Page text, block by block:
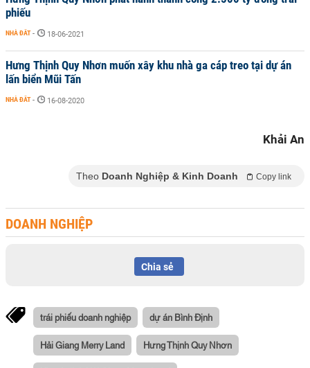
phiếu
NHÀ ĐẤT - 18-06-2021
Hưng Thịnh Quy Nhơn muốn xây khu nhà ga cáp treo tại dự án
lấn biển Mũi Tấn
NHÀ ĐẤT - 16-08-2020
Khải An
Theo Doanh Nghiệp & Kinh Doanh Copy link
DOANH NGHIỆP
Chia sẻ
trái phiếu doanh nghiệp dự án Bình Định
Hải Giang Merry Land Hưng Thịnh Quy Nhơn